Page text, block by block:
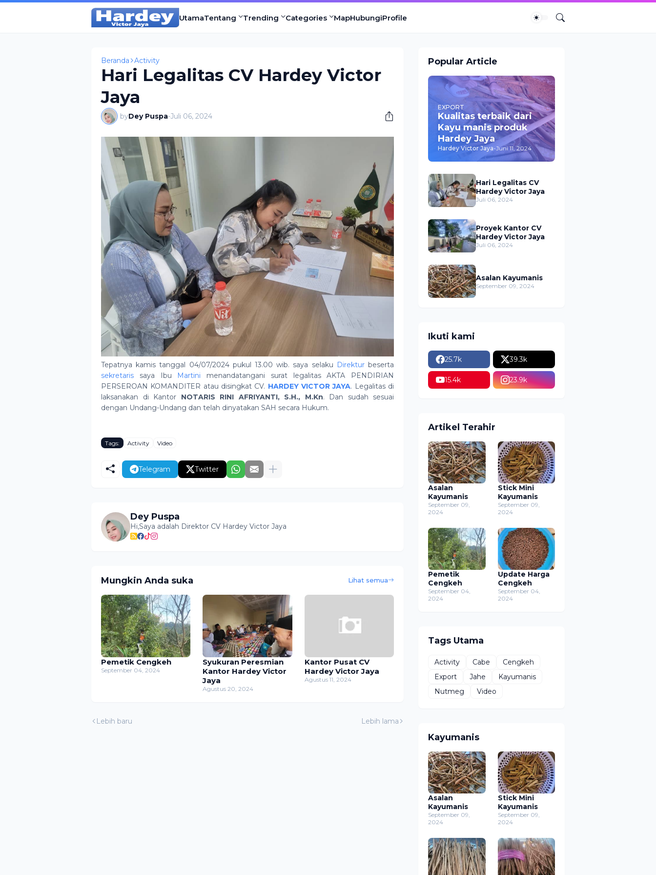
UtamaTentang Trending Categories MapHubungiProfile
Beranda Activity
Hari Legalitas CV Hardey Victor
Jaya
byDey Puspa-Juli 06, 2024
Tepatnya kamis tanggal 04/07/2024 pukul 13.00 wib. saya selaku Direkturbeserta
sekretaris saya Ibu Martini menandatangani surat legalitas AKTA PENDIRIAN
PERSEROAN KOMANDITER atau disingkat CV. HARDEY VICTOR JAYA. Legalitas di
laksanakan di Kantor NOTARIS RINI AFRIYANTI, S.H., M.Kn. Dan sudah sesuai
dengan Undang-Undang dan telah dinyatakan SAH secara Hukum.
Tags: Activity Video
Telegram Twitter
Dey Puspa
Hi,Saya adalah Direktor CV Hardey Victor Jaya
Mungkin Anda suka Lihat semua
Pemetik Cengkeh
September 04, 2024
Syukuran Peresmian
Kantor Hardey Victor
Jaya
Agustus 20, 2024
Kantor Pusat CV
Hardey Victor Jaya
Agustus 11, 2024
Lebih baru Lebih lama
Popular Article
EXPORT
Kualitas terbaik dari
Kayu manis produk
Hardey Jaya
Hardey Victor Jaya-Juni 11, 2024
Hari Legalitas CV
Hardey Victor Jaya
Juli 06, 2024
Proyek Kantor CV
Hardey Victor Jaya
Juli 06, 2024
Asalan Kayumanis
September 09, 2024
Ikuti kami
25.7k 39.3k
15.4k 23.9k
Artikel Terahir
Asalan
Kayumanis
September 09,
2024
Stick Mini
Kayumanis
September 09,
2024
Pemetik
Cengkeh
September 04,
2024
Update Harga
Cengkeh
September 04,
2024
Tags Utama
Activity Cabe
Cengkeh
Export
Jahe
Kayumanis
Nutmeg
Video
Kayumanis
Asalan
Kayumanis
September 09,
2024
Stick Mini
Kayumanis
September 09,
2024